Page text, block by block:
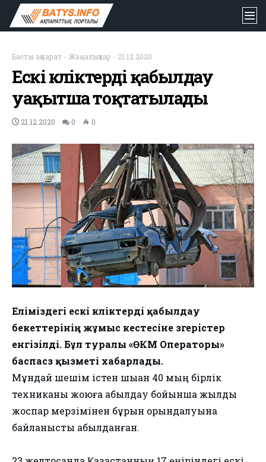
Басты ақпарат - Жаңалықтар - 21.12.2020
Ескі көліктерді қабылдау
уақытша тоқтатылады
21.12.2020 0 0
Еліміздегі ескі көліктерді қабылдау
бекеттерінің жұмыс кестесіне өзгерістер
енгізілді. Бұл туралы «ӨКМ Операторы»
баспасөз қызметі хабарлады.
Мұндай шешім істен шыққан 40 мың бірлік
техниканы жоюға қабылдау бойынша жылдық
жоспар мерзімінен бұрын орындалуына
байланысты қабылданған.